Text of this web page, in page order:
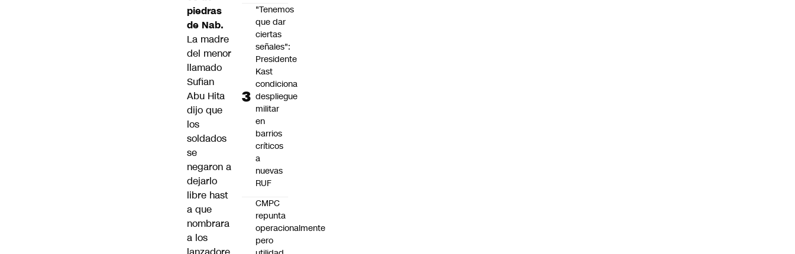
piedras
de Nab.
La madre
del menor
llamado
Sufian
Abu Hita
dijo que
los
soldados
se
negaron a
dejarlo
libre hast
a que
nombrara
a los
"Tenemos
que dar
ciertas
señales":
Presidente
Kast
condiciona
despliegue
militar
en
barrios
críticos
a
nuevas
RUF
CMPC
repunta
operacionalmente
pero